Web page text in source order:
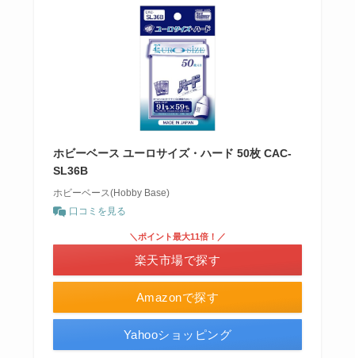
ホビーベース ユーロサイズ・ハード 50枚 CAC-
SL36B
ホビーベース(Hobby Base)
口コミを見る
Amazonで探す
＼ポイント最大11倍！／
楽天市場で探す
Yahooショッピング